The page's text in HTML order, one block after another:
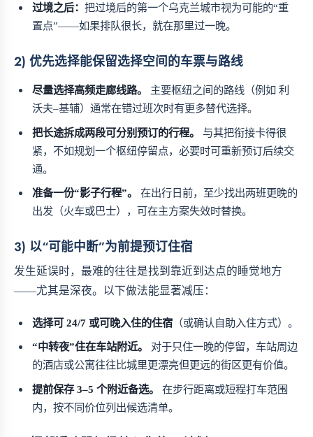
过境之后：把过境后的第一个乌克兰城市视为可能的“重
置点”——如果排队很长，就在那里过一晚。
2) 优先选择能保留选择空间的车票与路线
尽量选择高频走廊线路。
主要枢纽之间的路线（例如 利
沃夫–基辅）通常在错过班次时有更多替代选择。
把长途拆成两段可分别预订的行程。
与其把衔接卡得很
紧，不如规划一个枢纽停留点，必要时可重新预订后续交
通。
准备一份“影子行程”。
在出行日前，至少找出两班更晚的
出发（火车或巴士），可在主方案失效时替换。
3) 以“可能中断”为前提预订住宿
发生延误时，最难的往往是找到靠近到达点的睡觉地方
——尤其是深夜。以下做法能显著减压：
选择可 24/7 或可晚入住的住宿 （或确认自助入住方式）。
“中转夜”住在车站附近。
对于只住一晚的停留，车站周边
的酒店或公寓往往比城里更漂亮但更远的街区更有价值。
提前保存 3–5 个附近备选。
在步行距离或短程打车范围
内，按不同价位列出候选清单。